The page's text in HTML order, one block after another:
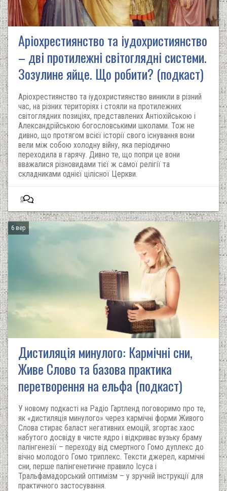
Аріохрестиянство та іудохристиянство
– дві протилежні світоглядні системи.
Зозулине яйце. Що робити? (подкаст)
Аріохрестиянство та іудохристиянство виникли в різний
час, на різних територіях і стояли на протилежних
світоглядних позиціях, представлених Антіохійською і
Александрійською богословськими школами. Тож не
дивно, що протягом всієї історії свого існування вони
вели між собою холодну війну, яка періодично
переходила в гарячу. Дивно те, що попри це вони
вважалися різновидами тієї ж самої релігії та
складниками однієї цілісної Церкви.
0
6 вер
Дистиляція минулого: Кармічні сни,
Живе Слово та базова практика
перетворення на ельфа (подкаст)
У новому подкасті на Радіо Гартленд поговоримо про те,
як «дистиляція минулого» через кармічні форми Живого
Слова стирає баласт негативних емоцій, згортає хаос
набутого досвіду в чисте ядро і відкриває вузьку браму
палінгенезії – переходу від смертного Гомо дуплекс до
вічно молодого Гомо триплекс. Тексти джерел, кармічні
сни, перше палінгенетичне правило Ісуса і
Тральфамадорський оптимізм – у зручній інструкції для
практичного застосування.